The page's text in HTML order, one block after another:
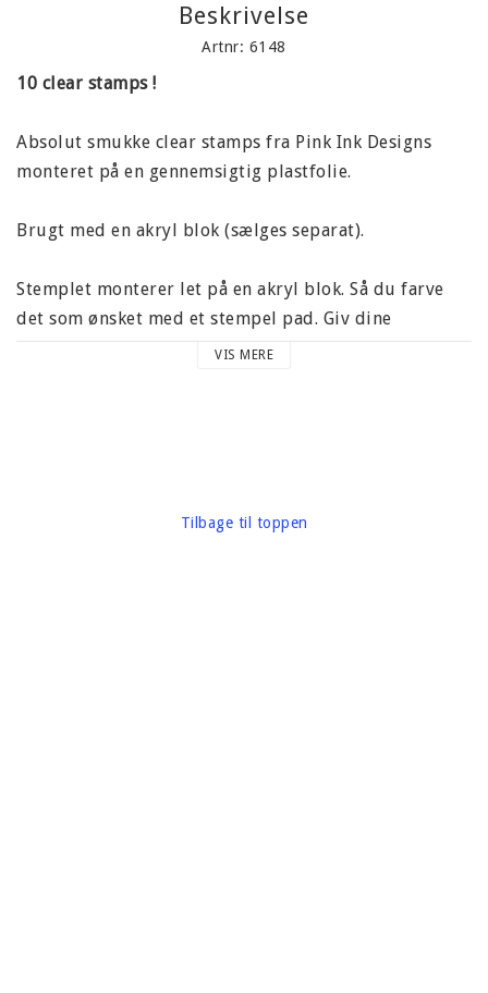
Beskrivelse
Artnr: 6148
10 clear stamps !
Absolut smukke clear stamps fra Pink Ink Designs
monteret på en gennemsigtig plastfolie.
Brugt med en akryl blok (sælges separat).
Stemplet monterer let på en akryl blok. Så du farve
det som ønsket med et stempel pad. Giv dine
projekter et professionelt touch! Perfekt til at blive
VIS MERE
Tilbage til toppen